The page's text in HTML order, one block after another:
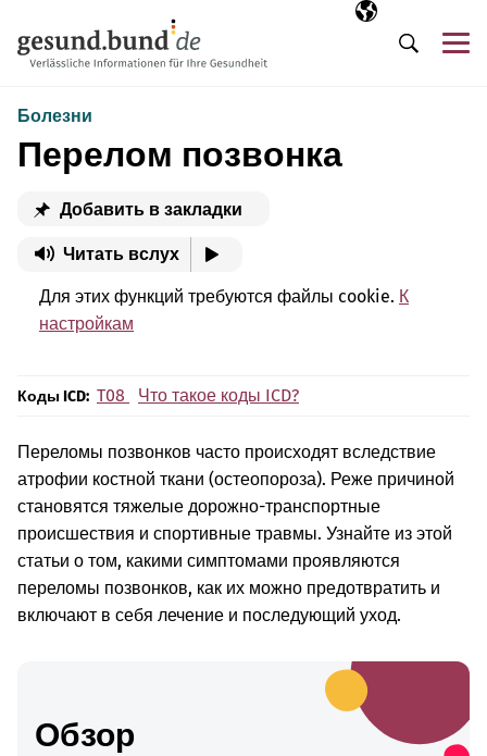
Выбранный
RU
Поиск
Болезни
Перелом позвонка
Добавить в закладки
Читать вслух
Для этих функций требуются файлы cookie. К
настройкам
Коды ICD: T08 Что такое коды ICD?
Переломы позвонков часто происходят вследствие
атрофии костной ткани (остеопороза). Реже причиной
становятся тяжелые дорожно-транспортные
происшествия и спортивные травмы. Узнайте из этой
статьи о том, какими симптомами проявляются
переломы позвонков, как их можно предотвратить и
включают в себя лечение и последующий уход.
Обзор